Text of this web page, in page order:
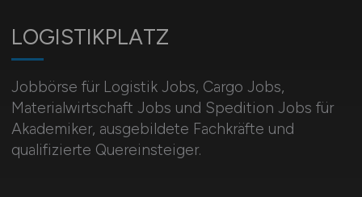
LOGISTIKPLATZ
Jobbörse für Logistik Jobs, Cargo Jobs,
Materialwirtschaft Jobs und Spedition Jobs für
Akademiker, ausgebildete Fachkräfte und
qualifizierte Quereinsteiger.